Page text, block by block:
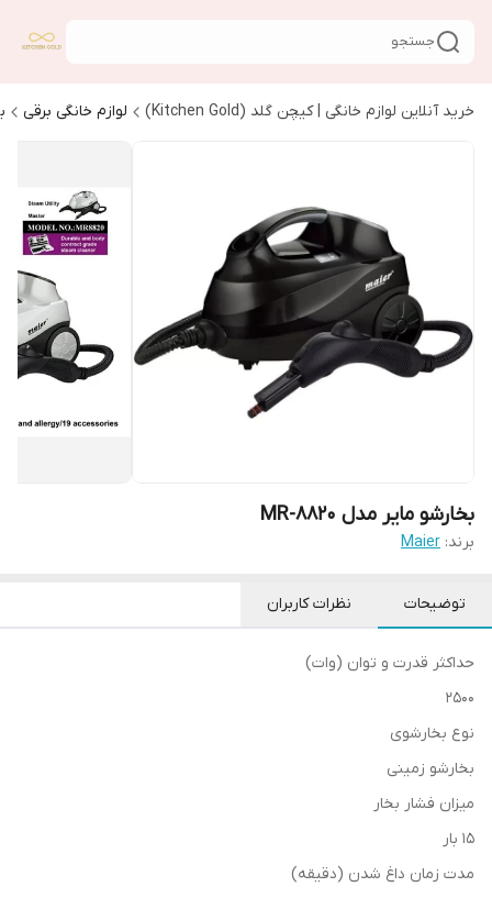
جستجو
خرید آنلاین لوازم خانگی | کیچن گلد (Kitchen Gold) لوازم خانگی برقی
بخارشو مایر مدل MR-8820
برند: Maier
توضیحات نظرات کاربران
حداکثر قدرت و توان (وات)
2500
نوع بخارشوی
بخارشو زمینی
میزان فشار بخار
15 بار
مدت زمان داغ شدن (دقیقه)